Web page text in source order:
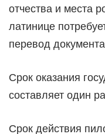
отчества и места
латинице
перевод
Срок оказания
составляет один
Срок действия